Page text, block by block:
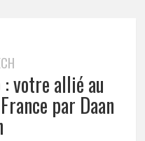
votre allié au
par Daan